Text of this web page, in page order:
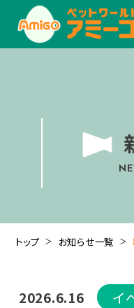
トップ お知らせ一覧
2026.6.16 イ